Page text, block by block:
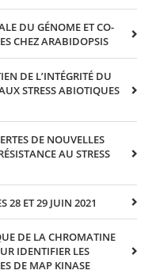
DU GÉNOME ET CO-
CHEZ ARABIDOPSIS
DE L’INTÉGRITÉ DU
STRESS ABIOTIQUES
DE NOUVELLES
AU STRESS
28 ET 29 JUIN 2021
DE LA CHROMATINE
IDENTIFIER LES
DE MAP KINASE